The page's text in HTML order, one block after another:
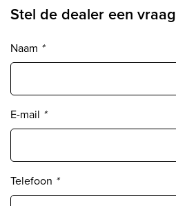
Stel de dealer een vraag
Naam *
E-mail *
Telefoon *